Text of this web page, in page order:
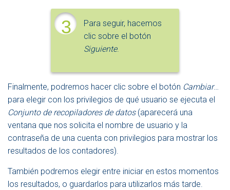
3
Para seguir, hacemos
clic sobre el botón
Siguiente.
Finalmente, podremos hacer clic sobre el botón Cambiar…
para elegir con los privilegios de qué usuario se ejecuta el
Conjunto de recopiladores de datos(aparecerá una
ventana que nos solicita el nombre de usuario y la
contraseña de una cuenta con privilegios para mostrar los
resultados de los contadores).
También podremos elegir entre iniciar en estos momentos
los resultados, o guardarlos para utilizarlos más tarde.